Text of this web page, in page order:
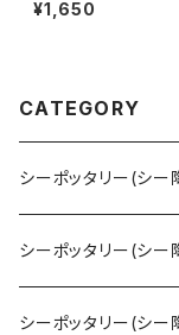
¥1,650
CATEGORY
シーポッタリー(シー
ネックレス
ピアス・イヤリング
シーポッタリー(シ
アクセサリー用
シーポッタリー(シ